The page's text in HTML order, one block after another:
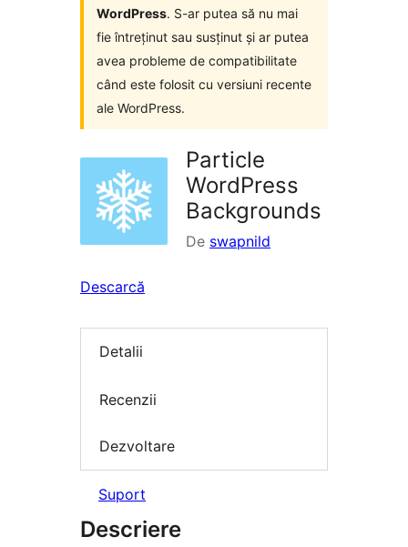
WordPress. S-ar putea să nu mai
fie întreținut sau susținut și ar putea
avea probleme de compatibilitate
când este folosit cu versiuni recente
ale WordPress.
Particle
WordPress
Backgrounds
De swapnild
Descarcă
Detalii
Recenzii
Dezvoltare
Suport
Descriere